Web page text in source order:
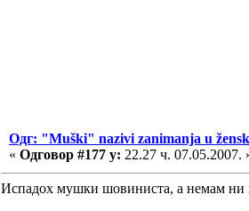
Одг: "Muški" nazivi zanimanja u
« Одговор #177 у: 22.27 ч. 07.05.2007.
Испадох мушки шовиниста, а немам ни